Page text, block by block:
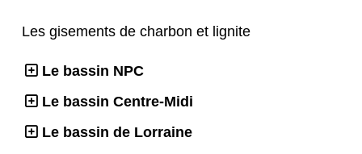
Les gisements de charbon et lignite
Le bassin NPC
Le bassin Centre-Midi
Le bassin de Lorraine